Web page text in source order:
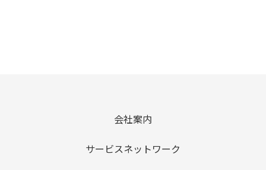
会社案内
サービスネットワーク